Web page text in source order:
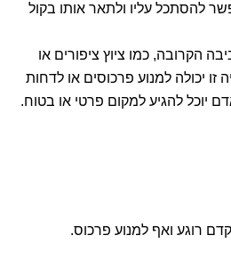
להסתכל עליו ולתאר אותו בקול
הקרובה, כמו ציוץ ציפורים או
יכולה למנוע פרכוסים או לדחות
יוכל להגיע למקום פרטי או בטוח.
רוגע ואף למנוע פרכוס.